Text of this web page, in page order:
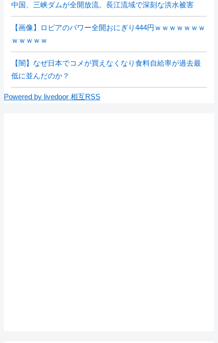
中国、三峡ダムが全開放流。長江流域で深刻な洪水被害
【画像】ロピアのパワー全開おにぎり444円ｗｗｗｗｗｗｗ
ｗｗｗｗｗ
【闇】なぜ日本でコメが買えなくなり食料自給率が過去最
低に並んだのか？
Powered by livedoor 相互RSS